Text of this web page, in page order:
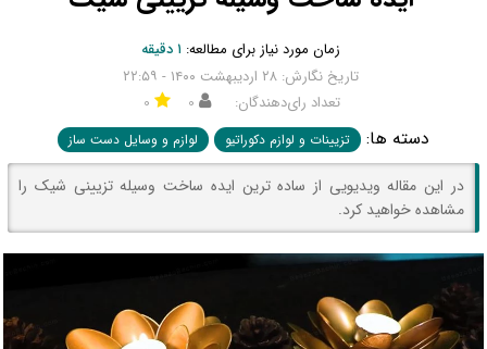
زمان مورد نیاز برای مطالعه:۱ دقیقه
تاریخ نگارش: ۲۸ اردیبهشت ۱۴۰۰ - ۲۲:۵۹
تعداد رای‌دهندگان:
۰ ۰
دسته ها: تزیینات و لوازم دکوراتیو لوازم و وسایل دست ساز
در این مقاله ویدیویی از ساده ترین ایده ساخت وسیله تزیینی شیک را
مشاهده خواهید کرد.